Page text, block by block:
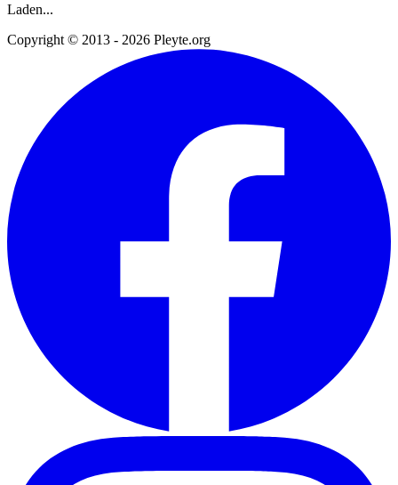
Laden...
Copyright © 2013 - 2026 Pleyte.org